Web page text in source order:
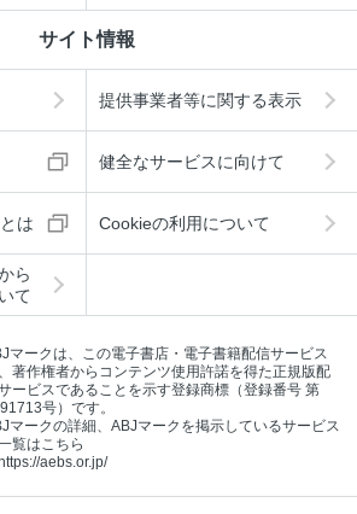
サイト情報
提供事業者等に関する表示
健全なサービスに向けて
は Cookieの利用について
ら
て
マークは、この電子書店・電子書籍配信サービス
著作権者からコンテンツ使用許諾を得た正規版配
ービスであることを示す登録商標（登録番号 第
号）です。
マークの詳細、ABJマークを掲示しているサービス
覧はこちら
aebs.or.jp/